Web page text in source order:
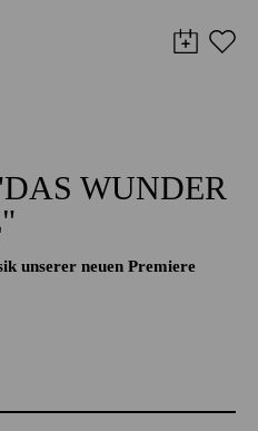
WUNDER
unserer neuen Premiere